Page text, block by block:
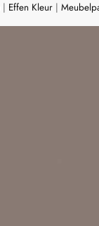
| Effen Kleur |